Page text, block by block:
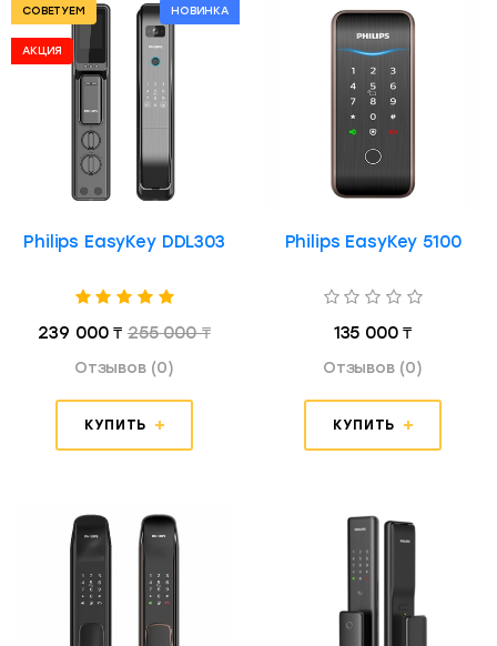
СОВЕТУЕМ
АКЦИЯ
НОВИНКА
Philips EasyKey DDL303
239 000 ₸ 255 000 ₸
Отзывов (0)
КУПИТЬ
Philips EasyKey 5100
135 000 ₸
Отзывов (0)
КУПИТЬ